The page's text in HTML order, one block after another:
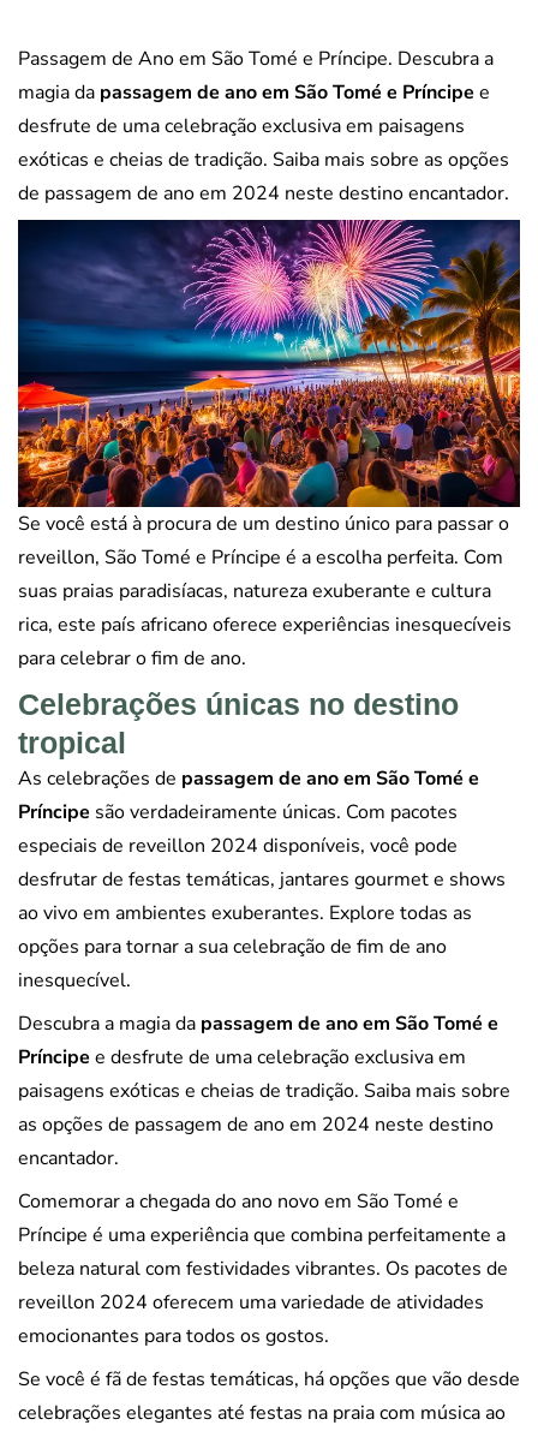
Passagem de Ano em São Tomé e Príncipe. Descubra a
magia da passagem de ano em São Tomé e Príncipe e
desfrute de uma celebração exclusiva em paisagens
exóticas e cheias de tradição. Saiba mais sobre as opções
de passagem de ano em 2024 neste destino encantador.
Se você está à procura de um destino único para passar o
reveillon, São Tomé e Príncipe é a escolha perfeita. Com
suas praias paradisíacas, natureza exuberante e cultura
rica, este país africano oferece experiências inesquecíveis
para celebrar o fim de ano.
Celebrações únicas no destino
tropical
As celebrações de passagem de ano em São Tomé e
Príncipe são verdadeiramente únicas. Com pacotes
especiais de reveillon 2024 disponíveis, você pode
desfrutar de festas temáticas, jantares gourmet e shows
ao vivo em ambientes exuberantes. Explore todas as
opções para tornar a sua celebração de fim de ano
inesquecível.
Descubra a magia da passagem de ano em São Tomé e
Príncipe e desfrute de uma celebração exclusiva em
paisagens exóticas e cheias de tradição. Saiba mais sobre
as opções de passagem de ano em 2024 neste destino
encantador.
Comemorar a chegada do ano novo em São Tomé e
Príncipe é uma experiência que combina perfeitamente a
beleza natural com festividades vibrantes. Os pacotes de
reveillon 2024 oferecem uma variedade de atividades
emocionantes para todos os gostos.
Se você é fã de festas temáticas, há opções que vão desde
celebrações elegantes até festas na praia com música ao